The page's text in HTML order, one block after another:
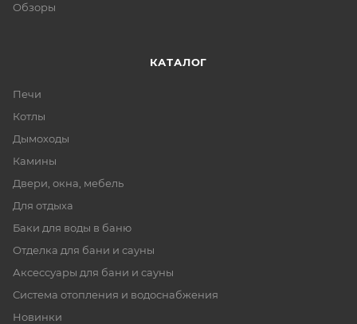
Обзоры
КАТАЛОГ
Печи
Котлы
Дымоходы
Камины
Двери, окна, мебель
Для отдыха
Баки для воды в баню
Отделка для бани и сауны
Аксессуары для бани и сауны
Система отопления и водоснабжения
Новинки